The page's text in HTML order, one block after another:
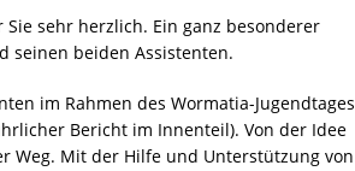
sehr herzlich. Ein ganz besonderer
seinen beiden Assistenten.
im Rahmen des Wormatia-Jugendtages
Bericht im Innenteil). Von der Idee
Weg. Mit der Hilfe und Unterstützung von